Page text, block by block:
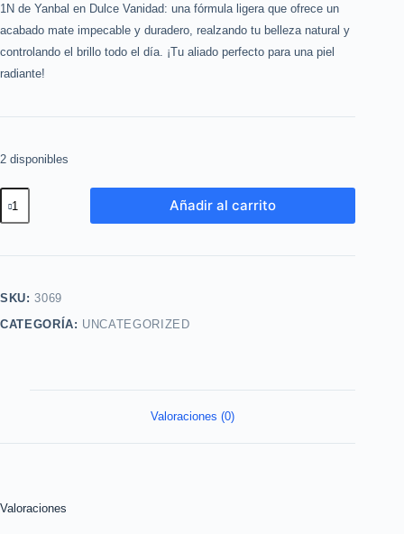
1N de Yanbal en Dulce Vanidad: una fórmula ligera que ofrece un
acabado mate impecable y duradero, realzando tu belleza natural y
controlando el brillo todo el día. ¡Tu aliado perfecto para una piel
radiante!
2 disponibles
liquida
Yanbal
cantidad
Añadir al carrito
SKU:3069
CATEGORÍA: UNCATEGORIZED
Valoraciones (0)
Valoraciones